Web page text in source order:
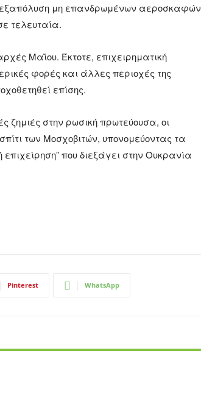
μη επανδρωμένων αεροσκαφών
τελευταία.
Μαΐου. Έκτοτε, επιχειρηματική
φορές και άλλες περιοχές της
επίσης.
ζημιές στην ρωσική πρωτεύουσα, οι
των Μοσχοβιτών, υπονομεύοντας τα
επιχείρηση” που διεξάγει στην Ουκρανία
Pinterest WhatsApp